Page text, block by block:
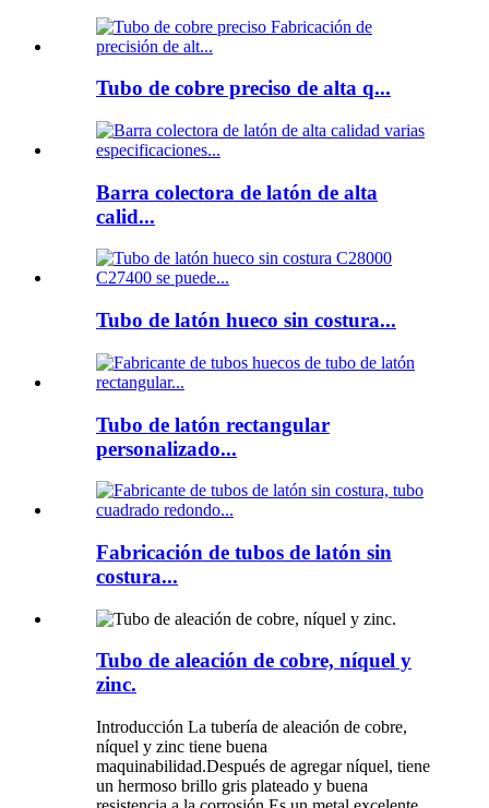
Tubo de cobre preciso de alta q...
Barra colectora de latón de alta
calid...
Tubo de latón hueco sin costura...
Tubo de latón rectangular
personalizado...
Fabricación de tubos de latón sin
costura...
Tubo de aleación de cobre, níquel y
zinc.
Introducción La tubería de aleación de cobre,
níquel y zinc tiene buena
maquinabilidad.Después de agregar níquel, tiene
un hermoso brillo gris plateado y buena